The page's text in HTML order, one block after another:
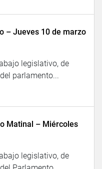
– Jueves 10 de marzo
legislativo, de
parlamento...
Matinal – Miércoles
legislativo, de